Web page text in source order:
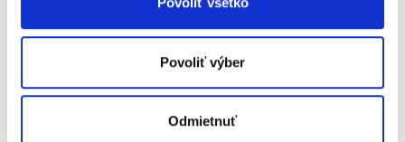
Povoliť výber
Odmietnuť
g
2,5
g